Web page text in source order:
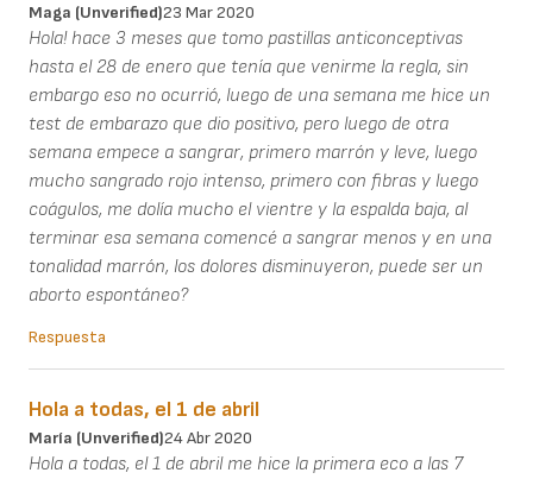
Maga (unverified)23 Mar 2020
Hola! hace 3 meses que tomo pastillas anticonceptivas
hasta el 28 de enero que tenía que venirme la regla, sin
embargo eso no ocurrió, luego de una semana me hice un
test de embarazo que dio positivo, pero luego de otra
semana empece a sangrar, primero marrón y leve, luego
mucho sangrado rojo intenso, primero con fibras y luego
coágulos, me dolía mucho el vientre y la espalda baja, al
terminar esa semana comencé a sangrar menos y en una
tonalidad marrón, los dolores disminuyeron, puede ser un
aborto espontáneo?
Respuesta
Hola a todas, el 1 de abril
María (unverified)24 Abr 2020
Hola a todas, el 1 de abril me hice la primera eco a las 7